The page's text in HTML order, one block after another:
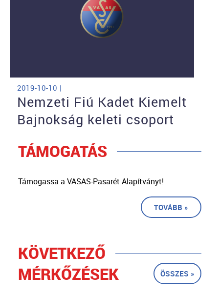
2019-10-10 |
Nemzeti Fiú Kadet Kiemelt
Bajnokság keleti csoport
TÁMOGATÁS
Támogassa a VASAS-Pasarét Alapítványt!
TOVÁBB »
KÖVETKEZŐ
MÉRKŐZÉSEK
ÖSSZES »